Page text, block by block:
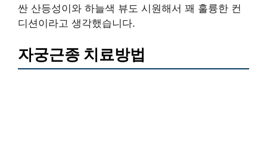
싼 산등성이와 하늘색 뷰도 시원해서 꽤 훌륭한 컨
디션이라고 생각했습니다.
자궁근종 치료방법